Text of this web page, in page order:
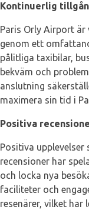
Kontinuerlig
Paris Orly Airport
genom ett
pålitliga taxibilar,
bekväm och
anslutning
maximera sin tid i
Positiva
Positiva
recensioner har
och locka nya
faciliteter och
resenärer, vilket